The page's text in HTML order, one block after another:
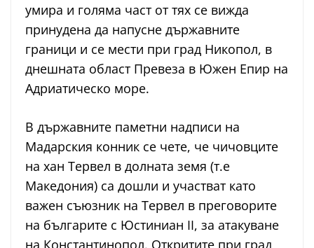
умира и голяма част от тях се вижда
принудена да напусне държавните
граници и се мести при град Никопол, в
днешната област Превеза в Южен Епир на
Адриатическо море.
В държавните паметни надписи на
Мадарския конник се чете, че чичовците
на хан Тервел в долната земя (т.е
Македония) са дошли и участват като
важен съюзник на Тервел в преговорите
на българите с Юстиниан II, за атакуване